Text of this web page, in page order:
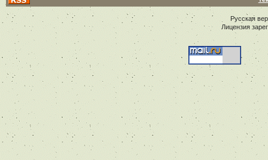
Русская
Лицензия